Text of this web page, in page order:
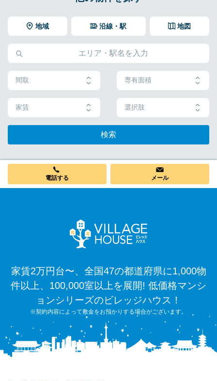
地域 地図
沿線・駅
間取 専有面積
家賃 選択肢
検索
電話する メール
家賃2万円台〜、全国47の都道府県に1,000物
件以上、100,000室以上を展開! 低価格マンシ
ョンシリーズのビレッジハウス！
※契約内容によって敷金をお預かりする場合がございます。